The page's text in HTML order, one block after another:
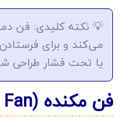
💡 نکته کلیدی: فن
می‌کند و برای
یا تحت فشار طراحی
فن مکنده (Exhaust Fan)